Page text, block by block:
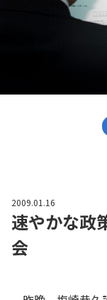
2009.01.16
速やかな政
会